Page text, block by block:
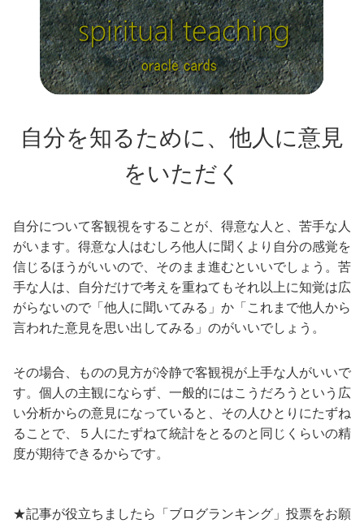
自分を知るために、他人に意見
をいただく
自分について客観視をすることが、得意な人と、苦手な人
がいます。得意な人はむしろ他人に聞くより自分の感覚を
信じるほうがいいので、そのまま進むといいでしょう。苦
手な人は、自分だけで考えを重ねてもそれ以上に知覚は広
がらないので「他人に聞いてみる」か「これまで他人から
言われた意見を思い出してみる」のがいいでしょう。
その場合、ものの見方が冷静で客観視が上手な人がいいで
す。個人の主観にならず、一般的にはこうだろうという広
い分析からの意見になっていると、その人ひとりにたずね
ることで、５人にたずねて統計をとるのと同じくらいの精
度が期待できるからです。
★記事が役立ちましたら「ブログランキング」投票をお願